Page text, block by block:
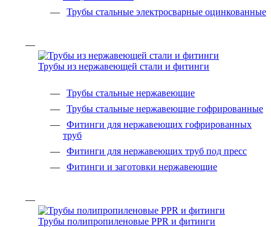
Трубы стальные электросварные оцинкованные
Трубы из нержавеющей стали и фитинги
Трубы стальные нержавеющие
Трубы стальные нержавеющие гофрированные
Фитинги для нержавеющих гофрированных
труб
Фитинги для нержавеющих труб под пресс
Фитинги и заготовки нержавеющие
Трубы полипропиленовые PPR и фитинги